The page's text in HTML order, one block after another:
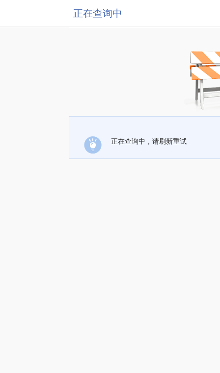
正在查询中
正在查询中，请刷新重试